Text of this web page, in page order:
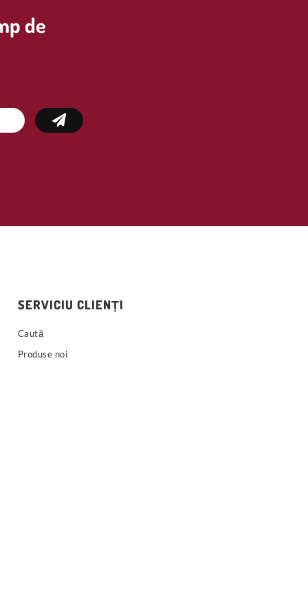
de
SERVICIU CLIENȚI
Caută
Produse noi